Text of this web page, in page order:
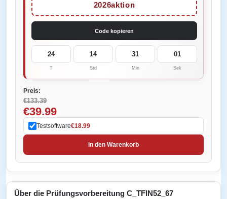
2026aktion
Code kopieren
24
T
14
Std
31
Min
01
Sek
Preis:
€133.39
€39.99
Testsoftware€18.99
In den Warenkorb
Über die Prüfungsvorbereitung C_TFIN52_67